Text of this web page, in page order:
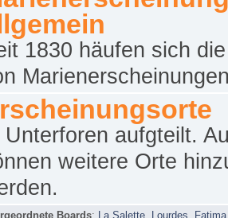
1830 häufen sich
Unterforen aufgteilt.
weitere Orte
Boards: La Salette Lourdes Fatima